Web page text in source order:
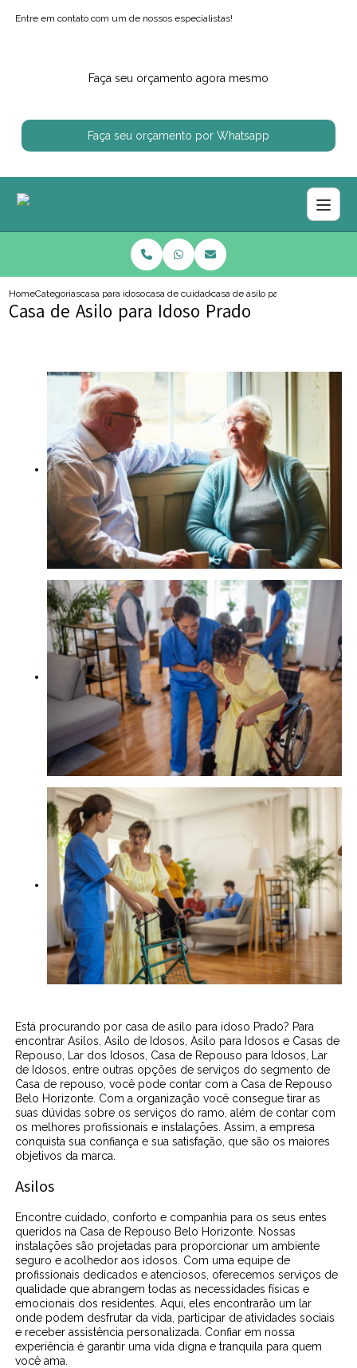
Entre em contato com um de nossos especialistas!
Faça seu orçamento agora mesmo
Faça seu orçamento por Whatsapp
HomeCategoriascasa para idososcasa de cuidador de idosocasa de asilo para idoso prado
Casa de Asilo para Idoso Prado
Está procurando por casa de asilo para idoso Prado? Para
encontrar Asilos, Asilo de Idosos, Asilo para Idosos e Casas de
Repouso, Lar dos Idosos, Casa de Repouso para Idosos, Lar
de Idosos, entre outras opções de serviços do segmento de
Casa de repouso, você pode contar com a Casa de Repouso
Belo Horizonte. Com a organização você consegue tirar as
suas dúvidas sobre os serviços do ramo, além de contar com
os melhores profissionais e instalações. Assim, a empresa
conquista sua confiança e sua satisfação, que são os maiores
objetivos da marca.
Asilos
Encontre cuidado, conforto e companhia para os seus entes
queridos na Casa de Repouso Belo Horizonte. Nossas
instalações são projetadas para proporcionar um ambiente
seguro e acolhedor aos idosos. Com uma equipe de
profissionais dedicados e atenciosos, oferecemos serviços de
qualidade que abrangem todas as necessidades físicas e
emocionais dos residentes. Aqui, eles encontrarão um lar
onde podem desfrutar da vida, participar de atividades sociais
e receber assistência personalizada. Confiar em nossa
experiência é garantir uma vida digna e tranquila para quem
você ama.